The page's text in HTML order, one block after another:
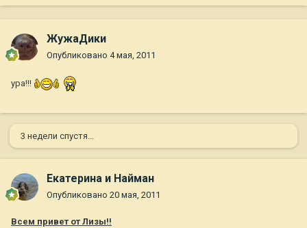
ЖужаДики
Опубликовано 4 мая, 2011
ура!!!
3 недели спустя...
Екатерина и Найман
Опубликовано 20 мая, 2011
Всем привет от Лизы!!